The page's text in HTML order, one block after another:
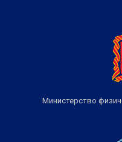
Министерство